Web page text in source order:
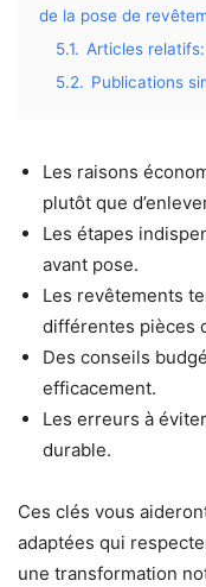
de la pose de
5.1. Articles relatifs:
5.2. Publications
Les raisons
plutôt que
Les étapes
avant pose.
Les revêtements
différentes pièces
Des conseils
efficacement.
Les erreurs à
durable.
Ces clés vous
adaptées qui
une transformation